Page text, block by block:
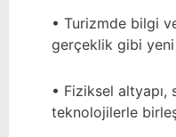
• Turizmde bilgi
gerçeklik gibi yeni
• Fiziksel altyapı,
teknolojilerle